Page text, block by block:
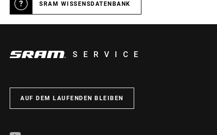
SRAM WISSENSDATENBANK
SERVICE
AUF DEM LAUFENDEN BLEIBEN